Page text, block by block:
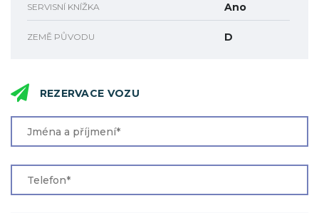
SERVISNÍ KNÍŽKA Ano
ZEMĚ PŮVODU D
REZERVACE VOZU